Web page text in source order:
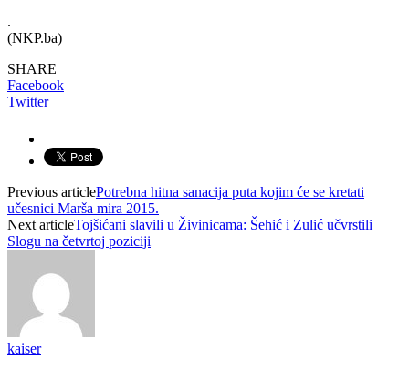
.
(NKP.ba)
SHARE
Facebook
Twitter
Previous articlePotrebna hitna sanacija puta kojim će se kretati
učesnici Marša mira 2015.
Next articleTojšićani slavili u Živinicama: Šehić i Zulić učvrstili
Slogu na četvrtoj poziciji
kaiser